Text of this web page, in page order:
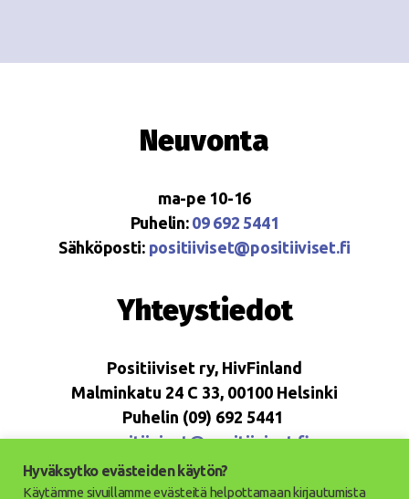
Neuvonta
ma-pe 10-16
Puhelin: 09 692 5441
Sähköposti: positiiviset@positiiviset.fi
Yhteystiedot
Positiiviset ry, HivFinland
Malminkatu 24 C 33, 00100 Helsinki
Puhelin (09) 692 5441
positiiviset@positiiviset.fi
Hyväksytko evästeiden käytön?
Käytämme sivuillamme evästeitä helpottamaan kirjautumista